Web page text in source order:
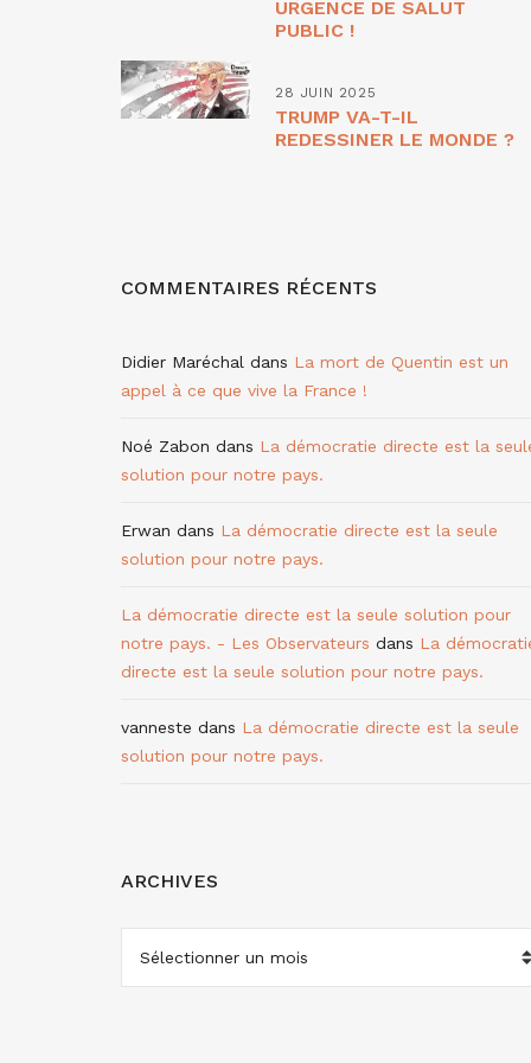
URGENCE DE SALUT
PUBLIC !
28 JUIN 2025
TRUMP VA-T-IL
REDESSINER LE MONDE ?
COMMENTAIRES RÉCENTS
Didier Maréchal dans La mort de Quentin est un
appel à ce que vive la France !
Noé Zabon dans La démocratie directe est la
solution pour notre pays.
Erwan dans La démocratie directe est la seule
solution pour notre pays.
La démocratie directe est la seule solution pour
notre pays. - Les Observateurs dans La
directe est la seule solution pour notre pays.
vanneste dans La démocratie directe est la seule
solution pour notre pays.
ARCHIVES
ARCHIVES